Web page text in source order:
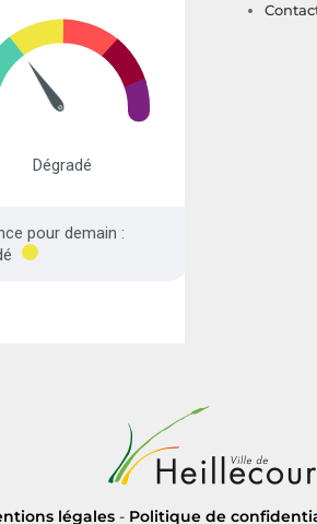
légales - Politique de